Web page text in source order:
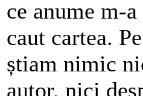
ce anume m-
caut cartea.
știam nimic
autor, nici